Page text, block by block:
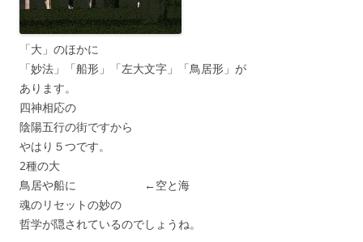
「大」のほかに
「妙法」「船形」「左大文字」「鳥居形」が
あります。
四神相応の
陰陽五行の街ですから
やはり５つです。
2種の大
鳥居や船に ←空と海
魂のリセットの妙の
哲学が隠されているのでしょうね。